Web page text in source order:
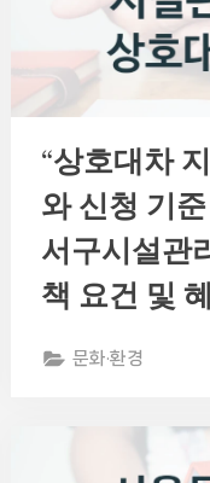
“상호대차
와 신청 기
서구시설관
책 요건 및
문화·환경